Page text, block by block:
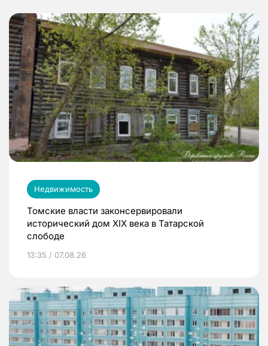
Недвижимость
Томские власти законсервировали
исторический дом XIX века в Татарской
слободе
13:35 / 07.08.26